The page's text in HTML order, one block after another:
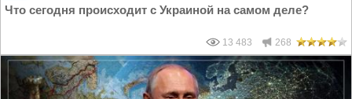
Что сегодня происходит с Украиной на самом деле?
13 483 268